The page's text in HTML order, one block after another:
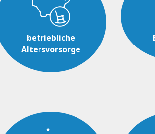
betriebliche
Altersvorsorge